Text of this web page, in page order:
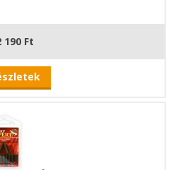
190 Ft